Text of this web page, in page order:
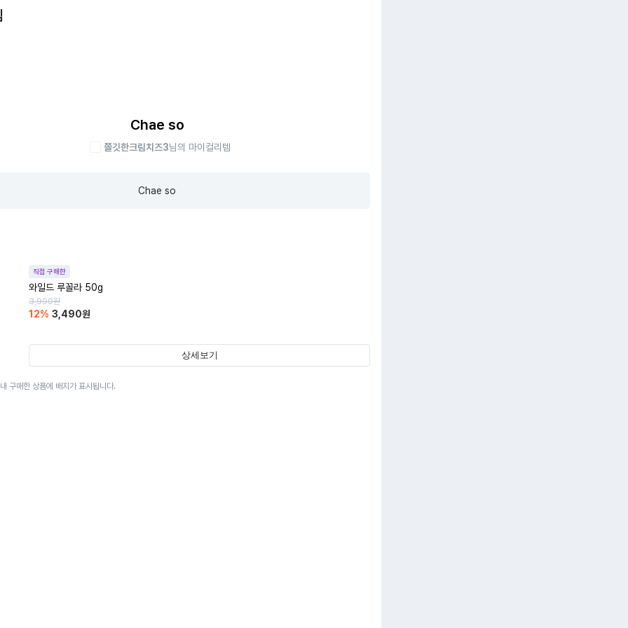
Chae so
쫄깃한크림치즈3님의 마이컬리템
Chae so
직접 구매한
와일드 루꼴라 50g
3,990원
12% 3,490원
상세보기
구매한 상품에 배지가 표시됩니다.